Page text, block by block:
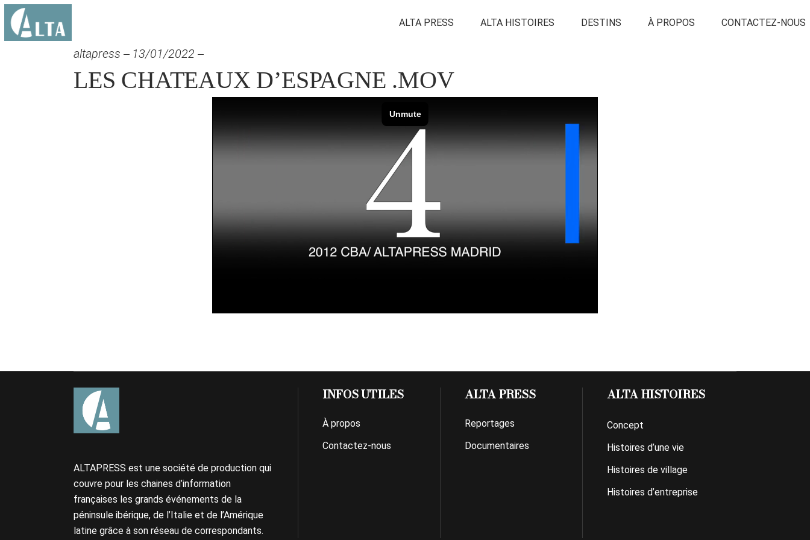
ALTA PRESS ALTA HISTOIRES DESTINS À PROPOS CONTACTEZ-NOUS
altapress 13/01/2022
LES CHATEAUX D’ESPAGNE .MOV
ALTAPRESS est une société de production qui
couvre pour les chaines d’information
françaises les grands événements de la
péninsule ibérique, de l’Italie et de l’Amérique
latine grâce à son réseau de correspondants.
INFOS UTILES
À propos
Contactez-nous
ALTA PRESS
Reportages
Documentaires
ALTA HISTOIRES
Concept
Histoires d’une vie
Histoires de village
Histoires d’entreprise